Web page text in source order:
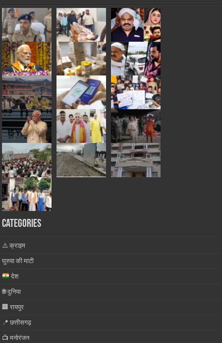
Categories
⚠️ क्राइम
घुरुवा की माटी
देश
🌐 दुनिया
🏢 रायपुर
📍 छत्तीसगढ़
📺 मनोरंजन